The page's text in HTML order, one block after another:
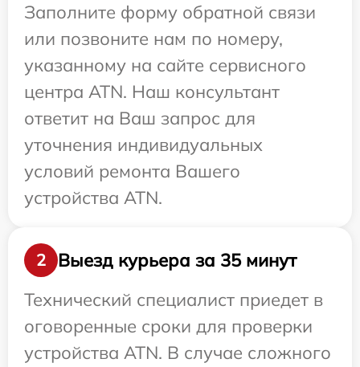
Заполните форму обратной связи
или позвоните нам по номеру,
указанному на сайте сервисного
центра ATN. Наш консультант
ответит на Ваш запрос для
уточнения индивидуальных
условий ремонта Вашего
устройства ATN.
2
Выезд курьера за 35 минут
Технический специалист приедет в
оговоренные сроки для проверки
устройства ATN. В случае сложного